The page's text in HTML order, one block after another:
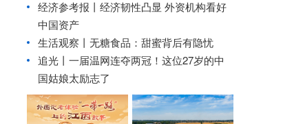
经济参考报丨 经济韧性凸显 外资机构看好
中国资产
生活观察丨无糖食品：甜蜜背后有隐忧
追光丨 一届温网连夺两冠！这位27岁的中
国姑娘太励志了